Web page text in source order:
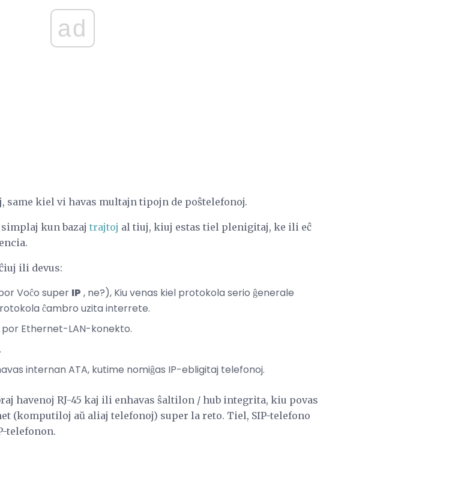
ad
same kiel vi havas multajn tipojn de poŝtelefonoj.
kun bazaj trajtoj al tiuj, kiuj estas tiel plenigitaj, ke ili eĉ
ili devus:
Voĉo super IP , ne?), Kiu venas kiel protokola serio ĝenerale
ĉambro uzita interrete.
Ethernet-LAN-konekto.
internan ATA, kutime nomiĝas IP-ebligitaj telefonoj.
havenoj RJ-45 kaj ili enhavas ŝaltilon / hub integrita, kiu povas
(komputiloj aŭ aliaj telefonoj) super la reto. Tiel, SIP-telefono
telefonon.